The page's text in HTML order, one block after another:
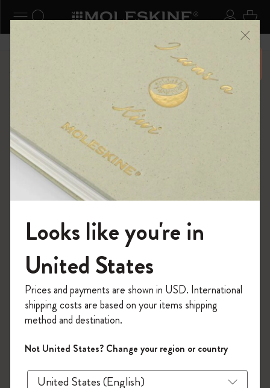
ナビゲーションの切替 ログ
検索 (キーワードなど) カ
6,500円以上のご購入で送料無料 メニ
ーを閉じる
ショップ
『ロード・オブ・ザ・リング』コレクション
zoom.cta
モレスキンの世界へようこそ
「WELCOME10」を入力すると、初回注
文が10%オフ＋送料無料になります。セ
ール・アウトレット品は適用外。
Moleskineアカウントを作成して限定オフ
ァーや会員特典、さらに多くのインスピ
レーションを手に入れましょう。
Looks like you're in
United States
Prices and payments are shown in USD. International
shipping costs are based on your items shipping
method and destination.
Not United States? Change your region or country